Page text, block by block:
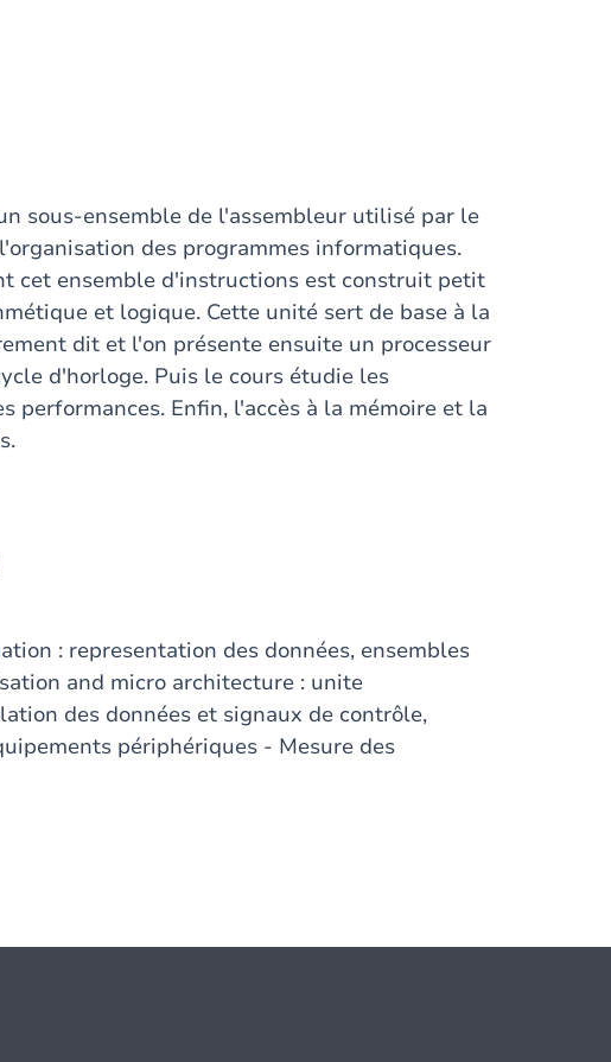
sous-ensemble de l'assembleur utilisé par le
des programmes informatiques.
cet ensemble d'instructions est construit petit
et logique. Cette unité sert de base à la
dit et l'on présente ensuite un processeur
d'horloge. Puis le cours étudie les
performances. Enfin, l'accès à la mémoire et la
: representation des données, ensembles
and micro architecture : unite
des données et signaux de contrôle,
périphériques - Mesure des